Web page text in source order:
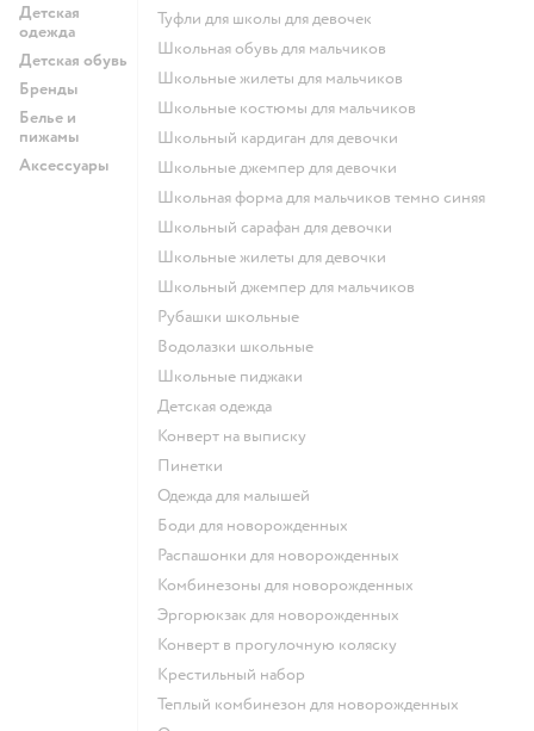
Детская
одежда
Детская обувь
Бренды
Белье и
пижамы
Аксессуары
Туфли для школы для девочек
Школьная обувь для мальчиков
Школьные жилеты для мальчиков
Школьные костюмы для мальчиков
Школьный кардиган для девочки
Школьные джемпер для девочки
Школьная форма для мальчиков темно синяя
Школьный сарафан для девочки
Школьные жилеты для девочки
Школьный джемпер для мальчиков
Рубашки школьные
Водолазки школьные
Школьные пиджаки
Детская одежда
Конверт на выписку
Пинетки
Одежда для малышей
Боди для новорожденных
Распашонки для новорожденных
Комбинезоны для новорожденных
Эргорюкзак для новорожденных
Конверт в прогулочную коляску
Крестильный набор
Теплый комбинезон для новорожденных